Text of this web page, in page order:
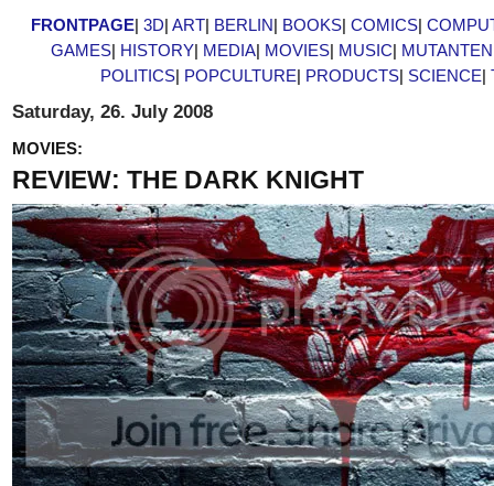
FRONTPAGE| 3D| ART| BERLIN| BOOKS| COMICS|
GAMES| HISTORY| MEDIA| MOVIES| MUSIC| MUTANTEN
POLITICS| POPCULTURE| PRODUCTS| SCIENCE|
Saturday, 26. July 2008
MOVIES:
REVIEW: THE DARK KNIGHT